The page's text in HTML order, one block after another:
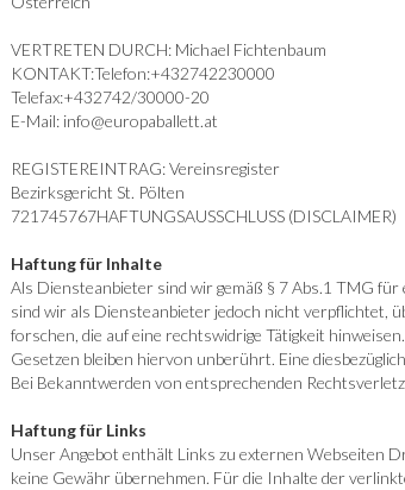
VERTRETEN DURCH: Michael Fichtenbaum
KONTAKT:Telefon:+432742230000
Telefax:+432742/30000-20
E-Mail: info@europaballett.at
REGISTEREINTRAG: Vereinsregister
Bezirksgericht St. Pölten
721745767HAFTUNGSAUSSCHLUSS (DISCLAIMER)
Haftung für Inhalte
Als Diensteanbieter sind wir gemäß § 7 Abs.1 TMG
sind wir als Diensteanbieter jedoch nicht verpflichtet,
forschen, die auf eine rechtswidrige Tätigkeit
Gesetzen bleiben hiervon unberührt. Eine
Bei Bekanntwerden von entsprechenden
Haftung für Links
Unser Angebot enthält Links zu externen Webseiten
keine Gewähr übernehmen. Für die Inhalte der